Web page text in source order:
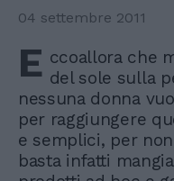
04 settembre 2011
E ccoallora che
del sole sulla
nessuna donna
per raggiungere
e semplici, per
basta infatti